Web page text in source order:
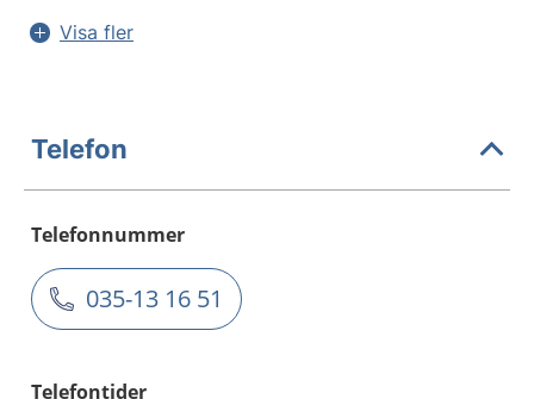
Visa fler
Telefon
Telefonnummer
035-13 16 51
Telefontider